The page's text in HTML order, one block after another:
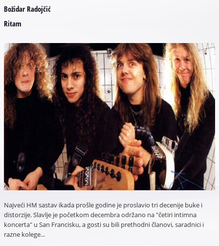
Božidar Radojčić
Ritam
Najveći HM sastav ikada prošle godine je proslavio tri decenije buke i
distorzije. Slavlje je početkom decembra održano na "četiri intimna
koncerta" u San Francisku, a gosti su bili prethodni članovi, saradnici i
razne kolege...